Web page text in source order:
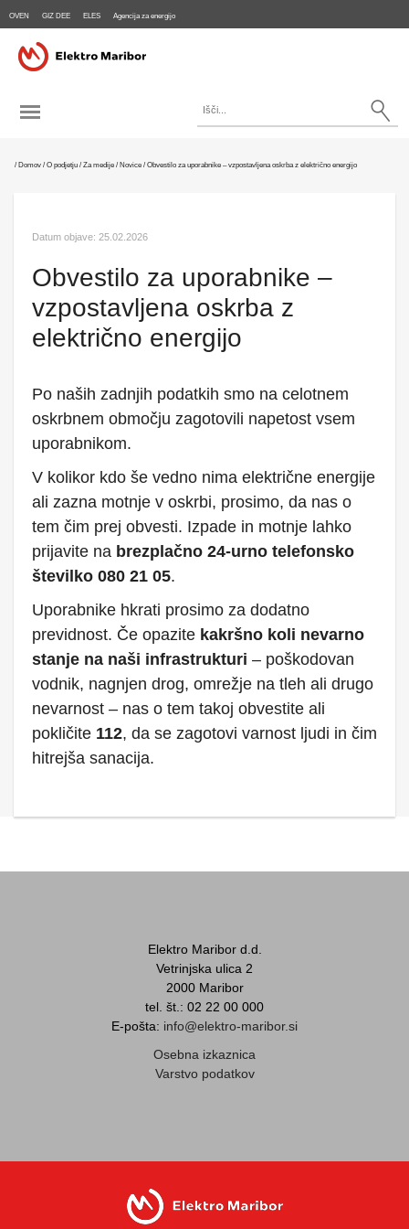
OVEN GIZ DEE ELES Agencija za energijo
/ Domov / O podjetju / Za medije / Novice / Obvestilo za uporabnike – vzpostavljena oskrba z električno energijo
Datum objave: 25.02.2026
Obvestilo za uporabnike –
vzpostavljena oskrba z
električno energijo
Po naših zadnjih podatkih smo na celotnem
oskrbnem območju zagotovili napetost vsem
uporabnikom.
V kolikor kdo še vedno nima električne energije
ali zazna motnje v oskrbi, prosimo, da nas o
tem čim prej obvesti. Izpade in motnje lahko
prijavite na brezplačno 24-urno telefonsko
številko 080 21 05.
Uporabnike hkrati prosimo za dodatno
previdnost. Če opazite kakršno koli nevarno
stanje na naši infrastrukturi – poškodovan
vodnik, nagnjen drog, omrežje na tleh ali drugo
nevarnost – nas o tem takoj obvestite ali
pokličite 112, da se zagotovi varnost ljudi in čim
hitrejša sanacija.
Elektro Maribor d.d.
Vetrinjska ulica 2
2000 Maribor
tel. št.: 02 22 00 000
E-pošta: info@elektro-maribor.si
Osebna izkaznica
Varstvo podatkov